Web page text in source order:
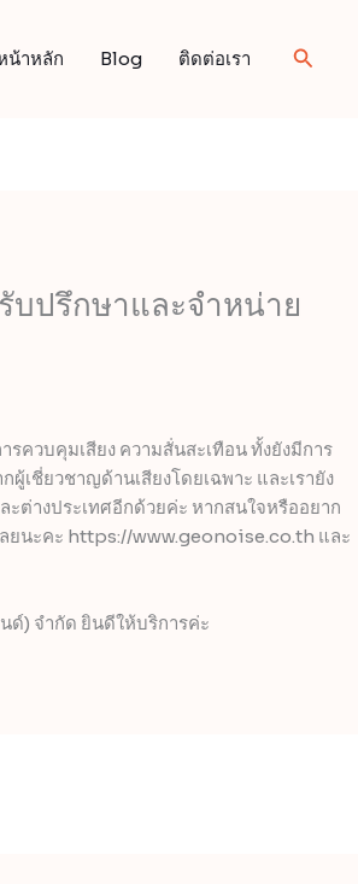
น้าหลัก Blog ติดต่อเรา Search
บปรึกษาและจำหน่าย
ควบคุมเสียง ความสั่นสะเทือน ทั้งยังมีการ
เชี่ยวชาญด้านเสียงโดยเฉพาะ และเรายัง
ะต่างประเทศอีกด้วยค่ะ หากสนใจหรืออยาก
ยนะคะ https://www.geonoise.co.th และ
) จำกัด ยินดีให้บริการค่ะ